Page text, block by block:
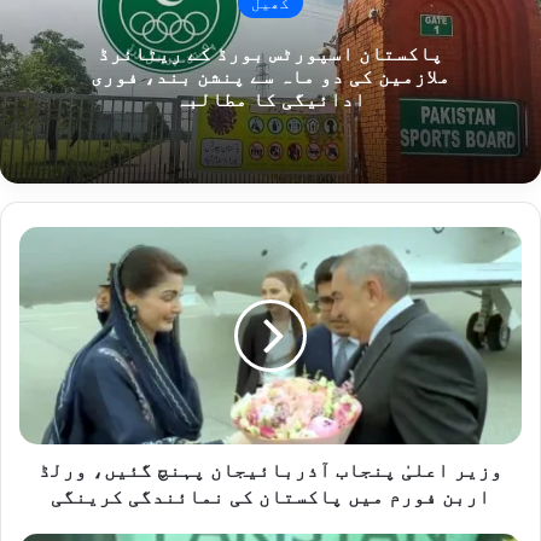
پاکستان اسپورٹس بورڈ کے ریٹائرڈ
ملازمین کی دو ماہ سے پنشن بند، فوری
ادائیگی کا مطالبہ
وزیر
اعلیٰ
پنجاب
آذربائیجان
پہنچ
گئیں،
ورلڈ
اربن
فورم
پاکستان
وزیر اعلیٰ پنجاب آذربائیجان پہنچ گئیں، ورلڈ
اربن فورم میں پاکستان کی نمائندگی کرینگی